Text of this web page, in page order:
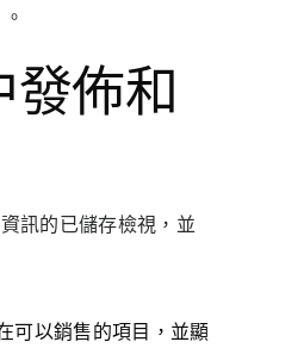
發佈和
訊的已儲存檢視，並
可以銷售的項目，並顯